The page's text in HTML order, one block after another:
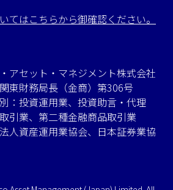
てはこちらから御確認ください。
アセット・マネジメント株式会社
東財務局長（金商）第306号
：投資運用業、投資助言・代理
引業、第二種金融商品取引業
人資産運用業協会、日本証券業協